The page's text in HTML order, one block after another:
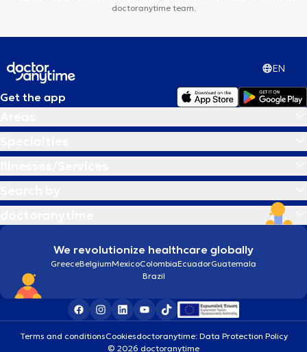
doctoranytime team.
EN
Get the app
We revolutionize healthcare globally
GreeceBelgiumMexicoColombiaEcuadorGuatemala
Brazil
Terms and conditionsCookiesdoctoranytime: Data Protection Policy
© 2026 doctoranytime